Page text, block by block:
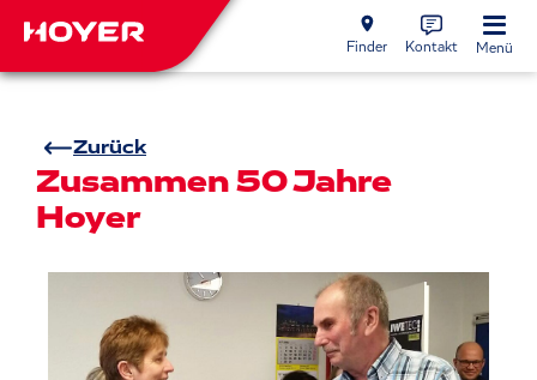
Finder Kontakt Menü
Zurück
Zusammen 50 Jahre
Hoyer